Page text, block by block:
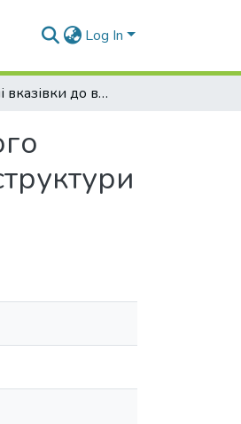
Log In
Методичні вказівки до виконання розрахунково-графічного завдання з навчальної дисципліни «Основи формування структури та властивостей порошкових і композиційних матеріалів»